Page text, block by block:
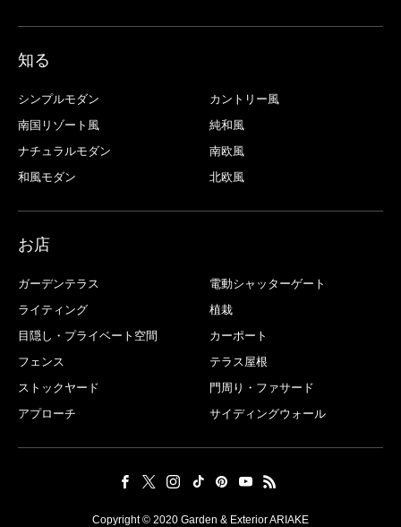
知る
シンプルモダン
カントリー風
南国リゾート風
純和風
ナチュラルモダン
南欧風
和風モダン
北欧風
お店
ガーデンテラス
電動シャッターゲート
ライティング
植栽
目隠し・プライベート空間
カーポート
フェンス
テラス屋根
ストックヤード
門周り・ファサード
アプローチ
サイディングウォール
Copyright © 2020 Garden & Exterior ARIAKE